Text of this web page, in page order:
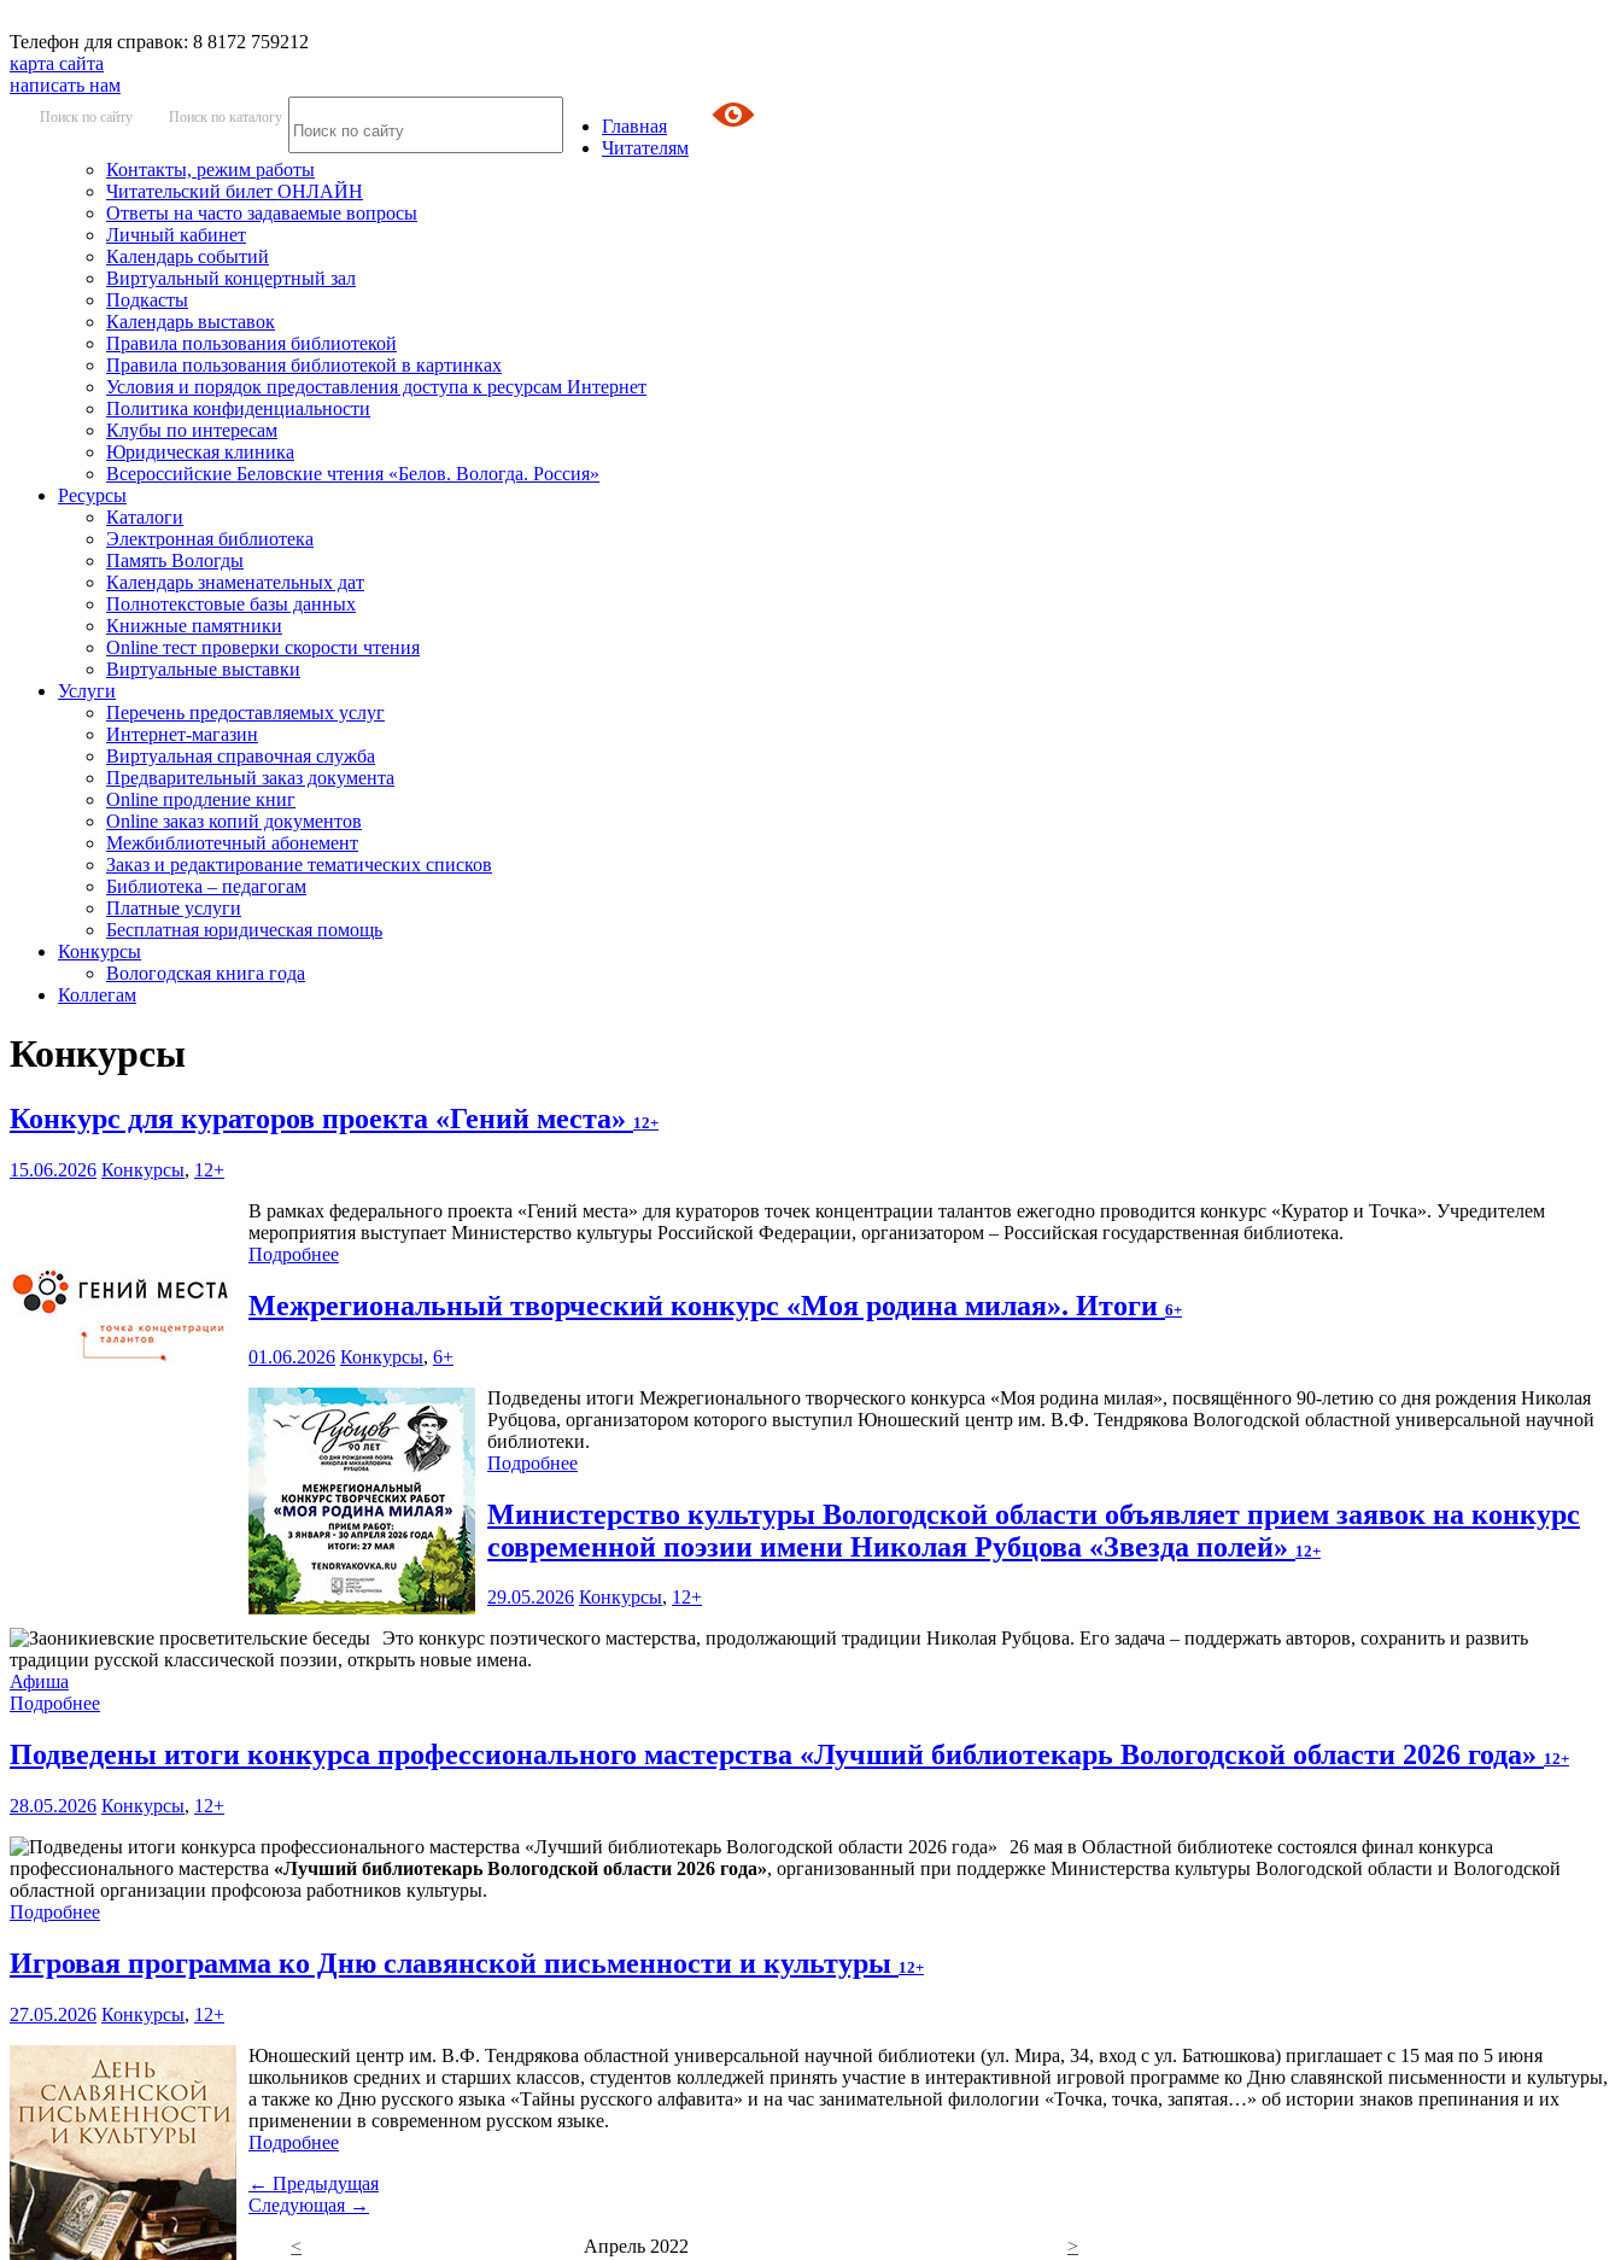
Телефон для справок: 8 8172 759212
карта сайта
написать нам
Поиск по сайту Поиск по каталогу
Главная
Читателям
Контакты, режим работы
Читательский билет ОНЛАЙН
Ответы на часто задаваемые вопросы
Личный кабинет
Календарь событий
Виртуальный концертный зал
Подкасты
Календарь выставок
Правила пользования библиотекой
Правила пользования библиотекой в картинках
Условия и порядок предоставления доступа к ресурсам Интернет
Политика конфиденциальности
Клубы по интересам
Юридическая клиника
Всероссийские Беловские чтения «Белов. Вологда. Россия»
Ресурсы
Каталоги
Электронная библиотека
Память Вологды
Календарь знаменательных дат
Полнотекстовые базы данных
Книжные памятники
Online тест проверки скорости чтения
Виртуальные выставки
Услуги
Перечень предоставляемых услуг
Интернет-магазин
Виртуальная справочная служба
Предварительный заказ документа
Online продление книг
Online заказ копий документов
Межбиблиотечный абонемент
Заказ и редактирование тематических списков
Библиотека – педагогам
Платные услуги
Бесплатная юридическая помощь
Конкурсы
Вологодская книга года
Коллегам
Конкурсы
Конкурс для кураторов проекта «Гений места» 12+
15.06.2026 Конкурсы, 12+
В рамках федерального проекта «Гений места» для кураторов точек концентрации талантов ежегодно проводится конкурс «Куратор и Точка». Учредителем
мероприятия выступает Министерство культуры Российской Федерации, организатором – Российская государственная библиотека.
Подробнее
Межрегиональный творческий конкурс «Моя родина милая». Итоги 6+
01.06.2026 Конкурсы, 6+
Подведены итоги Межрегионального творческого конкурса «Моя родина милая», посвящённого 90-летию со дня рождения Николая
Рубцова, организатором которого выступил Юношеский центр им. В.Ф. Тендрякова Вологодской областной универсальной научной
библиотеки.
Подробнее
Министерство культуры Вологодской области объявляет прием заявок на конкурс
современной поэзии имени Николая Рубцова «Звезда полей» 12+
29.05.2026 Конкурсы, 12+
Это конкурс поэтического мастерства, продолжающий традиции Николая Рубцова. Его задача – поддержать авторов, сохранить и развить
традиции русской классической поэзии, открыть новые имена.
Афиша
Подробнее
Подведены итоги конкурса профессионального мастерства «Лучший библиотекарь Вологодской области 2026 года» 12+
28.05.2026 Конкурсы, 12+
26 мая в Областной библиотеке состоялся финал конкурса
профессионального мастерства «Лучший библиотекарь Вологодской области 2026 года», организованный при поддержке Министерства культуры Вологодской области и Вологодской
областной организации профсоюза работников культуры.
Подробнее
Игровая программа ко Дню славянской письменности и культуры 12+
27.05.2026 Конкурсы, 12+
Юношеский центр им. В.Ф. Тендрякова областной универсальной научной библиотеки (ул. Мира, 34, вход с ул. Батюшкова) приглашает с 15 мая по 5 июня
школьников средних и старших классов, студентов колледжей принять участие в интерактивной игровой программе ко Дню славянской письменности и культуры,
а также ко Дню русского языка «Тайны русского алфавита» и на час занимательной филологии «Точка, точка, запятая…» об истории знаков препинания и их
применении в современном русском языке.
Подробнее
← Предыдущая
Следующая →
<
Апрель 2022
>